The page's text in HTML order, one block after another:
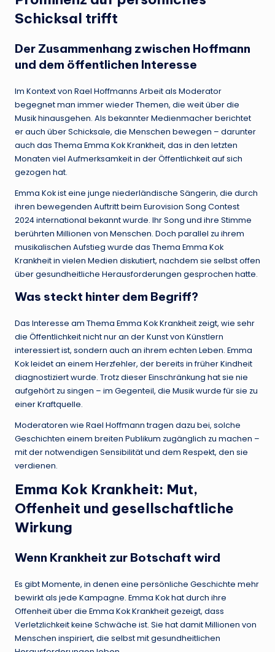
Schicksal trifft
Der Zusammenhang zwischen Hoffmann
und dem öffentlichen Interesse
Im Kontext von Rael Hoffmanns Arbeit als Moderator
begegnet man immer wieder Themen, die weit über die
Musik hinausgehen. Als bekannter Medienmacher berichtet
er auch über Schicksale, die Menschen bewegen – darunter
auch das Thema Emma Kok Krankheit, das in den letzten
Monaten viel Aufmerksamkeit in der Öffentlichkeit auf sich
gezogen hat.
Emma Kok ist eine junge niederländische Sängerin, die durch
ihren bewegenden Auftritt beim Eurovision Song Contest
2024 international bekannt wurde. Ihr Song und ihre Stimme
berührten Millionen von Menschen. Doch parallel zu ihrem
musikalischen Aufstieg wurde das Thema Emma Kok
Krankheit in vielen Medien diskutiert, nachdem sie selbst offen
über gesundheitliche Herausforderungen gesprochen hatte.
Was steckt hinter dem Begriff?
Das Interesse am Thema Emma Kok Krankheit zeigt, wie sehr
die Öffentlichkeit nicht nur an der Kunst von Künstlern
interessiert ist, sondern auch an ihrem echten Leben. Emma
Kok leidet an einem Herzfehler, der bereits in früher Kindheit
diagnostiziert wurde. Trotz dieser Einschränkung hat sie nie
aufgehört zu singen – im Gegenteil, die Musik wurde für sie zu
einer Kraftquelle.
Moderatoren wie Rael Hoffmann tragen dazu bei, solche
Geschichten einem breiten Publikum zugänglich zu machen –
mit der notwendigen Sensibilität und dem Respekt, den sie
verdienen.
Emma Kok Krankheit: Mut,
Offenheit und gesellschaftliche
Wirkung
Wenn Krankheit zur Botschaft wird
Es gibt Momente, in denen eine persönliche Geschichte mehr
bewirkt als jede Kampagne. Emma Kok hat durch ihre
Offenheit über die Emma Kok Krankheit gezeigt, dass
Verletzlichkeit keine Schwäche ist. Sie hat damit Millionen von
Menschen inspiriert, die selbst mit gesundheitlichen